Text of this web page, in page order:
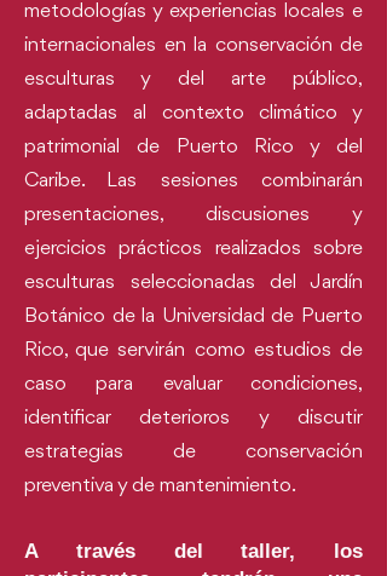
metodologías y experiencias locales e
internacionales en la conservación de
esculturas y del arte público,
adaptadas al contexto climático y
patrimonial de Puerto Rico y del
Caribe. Las sesiones combinarán
presentaciones, discusiones y
ejercicios prácticos realizados sobre
esculturas seleccionadas del Jardín
Botánico de la Universidad de Puerto
Rico, que servirán como estudios de
caso para evaluar condiciones,
identificar deterioros y discutir
estrategias de conservación
preventiva y de mantenimiento.
A través del taller, los